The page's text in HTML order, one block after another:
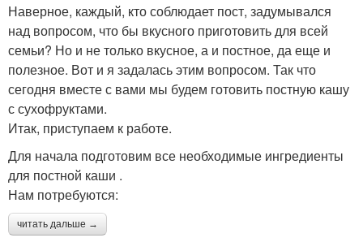
Наверное, каждый, кто соблюдает пост, задумывался
над вопросом, что бы вкусного приготовить для всей
семьи? Но и не только вкусное, а и постное, да еще и
полезное. Вот и я задалась этим вопросом. Так что
сегодня вместе с вами мы будем готовить постную кашу
с сухофруктами.
Итак, приступаем к работе.
Для начала подготовим все необходимые ингредиенты
для постной каши .
Нам потребуются:
читать дальше →